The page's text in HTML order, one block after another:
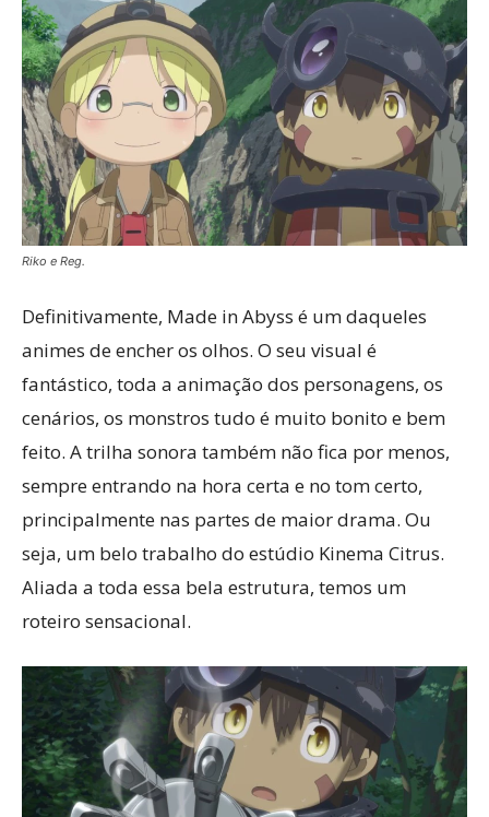
Riko e Reg.
Definitivamente, Made in Abyss é um daqueles
animes de encher os olhos. O seu visual é
fantástico, toda a animação dos personagens, os
cenários, os monstros tudo é muito bonito e bem
feito. A trilha sonora também não fica por menos,
sempre entrando na hora certa e no tom certo,
principalmente nas partes de maior drama. Ou
seja, um belo trabalho do estúdio Kinema Citrus.
Aliada a toda essa bela estrutura, temos um
roteiro sensacional.